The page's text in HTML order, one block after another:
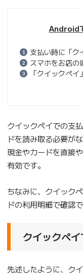
Android
支払い時に「ク
スマホをお店の
「クイックペ
クイックペイでの支
ドを読み取る必要が
現金やカードを直接
有効です。
ちなみに、クイック
ドの利用明細で確認で
クイックペ
先述したように、ク